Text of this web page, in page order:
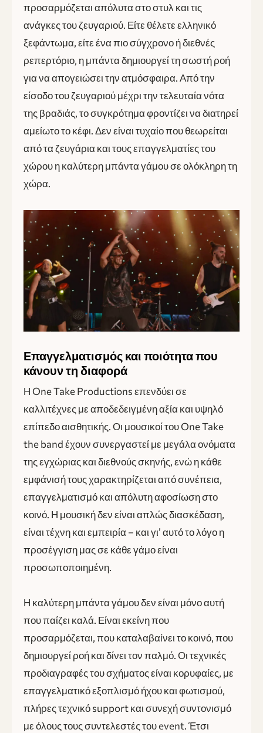
προσαρμόζεται απόλυτα στο στυλ και τις
ανάγκες του ζευγαριού. Είτε θέλετε ελληνικό
ξεφάντωμα, είτε ένα πιο σύγχρονο ή διεθνές
ρεπερτόριο, η μπάντα δημιουργεί τη σωστή ροή
για να απογειώσει την ατμόσφαιρα. Από την
είσοδο του ζευγαριού μέχρι την τελευταία νότα
της βραδιάς, το συγκρότημα φροντίζει να διατηρεί
αμείωτο το κέφι. Δεν είναι τυχαίο που θεωρείται
από τα ζευγάρια και τους επαγγελματίες του
χώρου η καλύτερη μπάντα γάμου σε ολόκληρη τη
χώρα.
Επαγγελματισμός και ποιότητα που
κάνουν τη διαφορά
Η One Take Productions επενδύει σε
καλλιτέχνες με αποδεδειγμένη αξία και υψηλό
επίπεδο αισθητικής. Οι μουσικοί του One Take
the band έχουν συνεργαστεί με μεγάλα ονόματα
της εγχώριας και διεθνούς σκηνής, ενώ η κάθε
εμφάνισή τους χαρακτηρίζεται από συνέπεια,
επαγγελματισμό και απόλυτη αφοσίωση στο
κοινό. Η μουσική δεν είναι απλώς διασκέδαση,
είναι τέχνη και εμπειρία – και γι’ αυτό το λόγο η
προσέγγιση μας σε κάθε γάμο είναι
προσωποποιημένη.
Η καλύτερη μπάντα γάμου δεν είναι μόνο αυτή
που παίζει καλά. Είναι εκείνη που
προσαρμόζεται, που καταλαβαίνει το κοινό, που
δημιουργεί ροή και δίνει τον παλμό. Οι τεχνικές
προδιαγραφές του σχήματος είναι κορυφαίες, με
επαγγελματικό εξοπλισμό ήχου και φωτισμού,
πλήρες τεχνικό support και συνεχή συντονισμό
με όλους τους συντελεστές του event. Έτσι